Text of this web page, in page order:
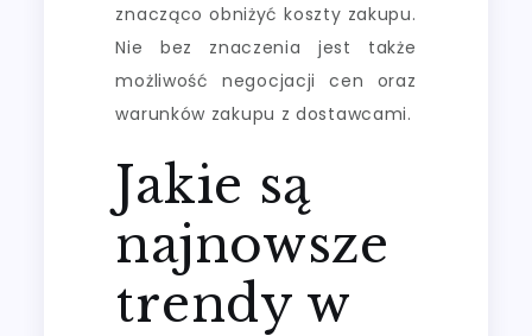
znacząco obniżyć koszty zakupu.
Nie bez znaczenia jest także
możliwość negocjacji cen oraz
warunków zakupu z dostawcami.
Jakie są
najnowsze
trendy w